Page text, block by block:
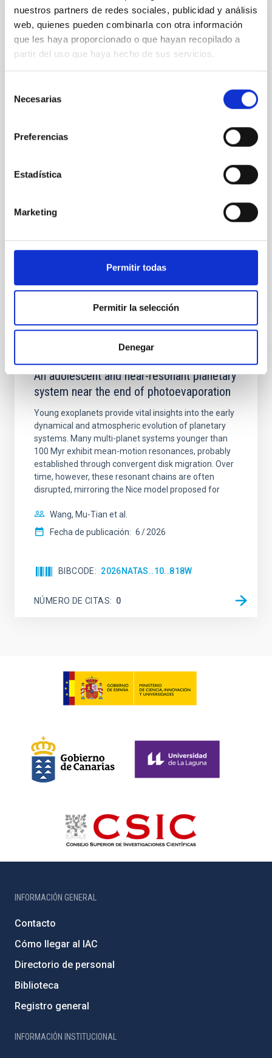
nuestros partners de redes sociales, publicidad y análisis
web, quienes pueden combinarla con otra información
que les haya proporcionado o que hayan recopilado a
partir del uso que haya hecho de sus servicios.
Necesarias
Preferencias
Estadística
Marketing
Permitir todas
Permitir la selección
Denegar
CON ÁRBITRO
Clues to inside-out quenching in quiescent
galaxies at 1.2 ≲ z ≲ 2.2: Age, Fe-, and
SUSPENSE
quiescent galaxies at cosmic noon provide powerful
insights into star-formation quenching and stellar
galaxies are redder than their outskirts. However,
Cheng, Chloe M. et al.
2026A&A...710A.158C
NÚMERO DE CITAS 7
An adolescent and near-resonant planetary
system near the end of photoevaporation
Young exoplanets provide vital insights into the early
dynamical and atmospheric evolution of planetary
systems. Many multi-planet systems younger than
100 Myr exhibit mean-motion resonances, probably
established through convergent disk migration. Over
time, however, these resonant chains are often
disrupted, mirroring the Nice model proposed for
Wang, Mu-Tian et al.
Fecha de publicación: 6 2026
BIBCODE 2026NATAS..10..818W
NÚMERO DE CITAS 0
INFORMACIÓN GENERAL
Contacto
Cómo llegar al IAC
Directorio de personal
Biblioteca
Registro general
INFORMACIÓN INSTITUCIONAL